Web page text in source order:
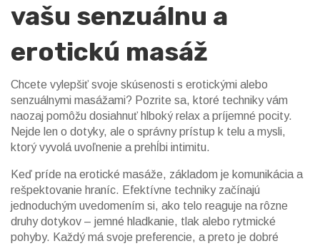
vašu senzuálnu a
erotickú masáž
Chcete vylepšiť svoje skúsenosti s erotickými alebo
senzuálnymi masážami? Pozrite sa, ktoré techniky vám
naozaj pomôžu dosiahnuť hlboký relax a príjemné pocity.
Nejde len o dotyky, ale o správny prístup k telu a mysli,
ktorý vyvolá uvoľnenie a prehĺbi intimitu.
Keď príde na erotické masáže, základom je komunikácia a
rešpektovanie hraníc. Efektívne techniky začínajú
jednoduchým uvedomením si, ako telo reaguje na rôzne
druhy dotykov – jemné hladkanie, tlak alebo rytmické
pohyby. Každý má svoje preferencie, a preto je dobré